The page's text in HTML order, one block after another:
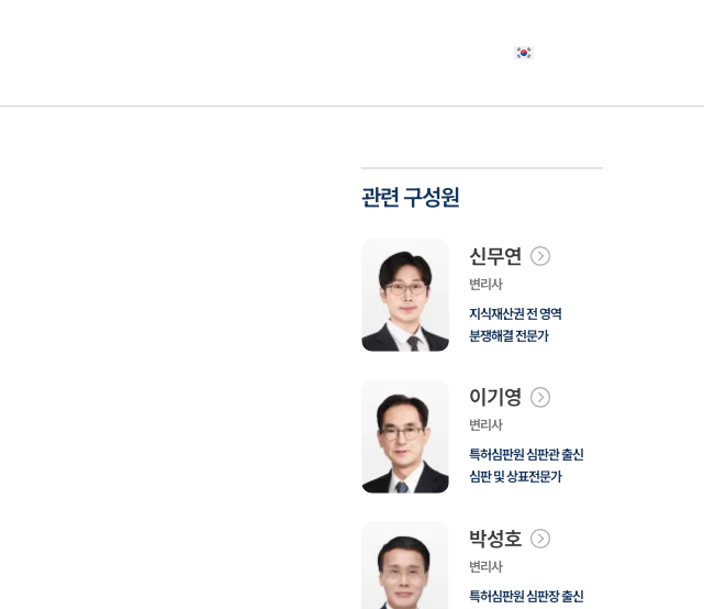
관련 구성원
신무연
변리사
지식재산권 전 영역
분쟁해결 전문가
이기영
변리사
특허심판원 심판관 출신
심판 및 상표전문가
박성호
변리사
특허심판원 심판장 출신